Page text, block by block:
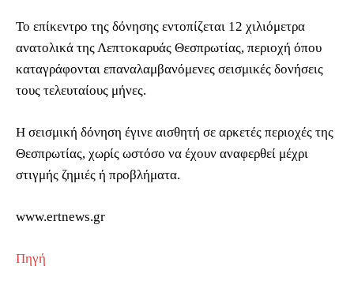
Το επίκεντρο της δόνησης εντοπίζεται 12 χιλιόμετρα
ανατολικά της Λεπτοκαρυάς Θεσπρωτίας, περιοχή όπου
καταγράφονται επαναλαμβανόμενες σεισμικές δονήσεις
τους τελευταίους μήνες.
Η σεισμική δόνηση έγινε αισθητή σε αρκετές περιοχές της
Θεσπρωτίας, χωρίς ωστόσο να έχουν αναφερθεί μέχρι
στιγμής ζημιές ή προβλήματα.
www.ertnews.gr
Πηγή